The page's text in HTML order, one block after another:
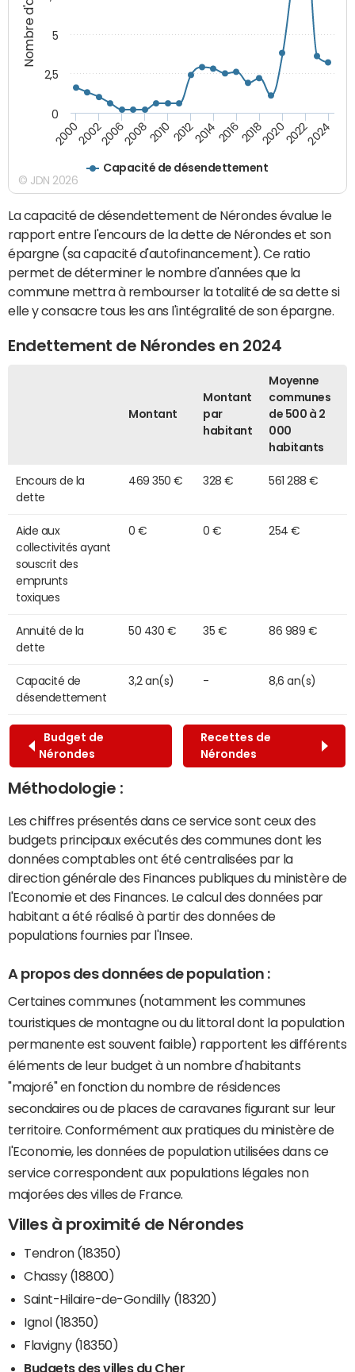
Capacité de désendettement
20002002200620082010 2012201420162018202020222024
0
2,5
5
© JDN 2026
La capacité de désendettement de Nérondes évalue le
rapport entre l'encours de la dette de Nérondes et son
épargne (sa capacité d'autofinancement). Ce ratio
permet de déterminer le nombre d'années que la
commune mettra à rembourser la totalité de sa dette si
elle y consacre tous les ans l'intégralité de son épargne.
Endettement de Nérondes en 2024
Montant
Montant
par
habitant
Moyenne
communes
de 500 à 2
000
habitants
Encours de la
dette
469 350 € 328 € 561 288 €
Aide aux
collectivités ayant
souscrit des
emprunts
toxiques
0 € 0 € 254 €
Annuité de la
dette
50 430 € 35 € 86 989 €
Capacité de
désendettement
3,2 an(s) - 8,6 an(s)
Budget de
Nérondes
Recettes de
Nérondes
Méthodologie :
Les chiffres présentés dans ce service sont ceux des
budgets principaux exécutés des communes dont les
données comptables ont été centralisées par la
direction générale des Finances publiques du ministère de
l'Economie et des Finances. Le calcul des données par
habitant a été réalisé à partir des données de
populations fournies par l'Insee.
A propos des données de population :
Certaines communes (notamment les communes
touristiques de montagne ou du littoral dont la population
permanente est souvent faible) rapportent les différents
éléments de leur budget à un nombre d'habitants
"majoré" en fonction du nombre de résidences
secondaires ou de places de caravanes figurant sur leur
territoire. Conformément aux pratiques du ministère de
l'Economie, les données de population utilisées dans ce
service correspondent aux populations légales non
majorées des villes de France.
Villes à proximité de Nérondes
Tendron (18350)
Chassy (18800)
Saint-Hilaire-de-Gondilly (18320)
Ignol (18350)
Flavigny (18350)
Budgets des villes du Cher